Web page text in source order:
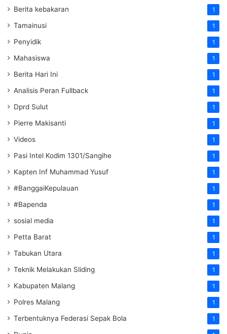
Berita kebakaran 1
Tamainusi 1
Penyidik 1
Mahasiswa 1
Berita Hari Ini 1
Analisis Peran Fullback 1
Dprd Sulut 1
Pierre Makisanti 1
Videos 1
Pasi Intel Kodim 1301/Sangihe 1
Kapten Inf Muhammad Yusuf 1
#BanggaiKepulauan 1
#Bapenda 1
sosial media 1
Petta Barat 1
Tabukan Utara 1
Teknik Melakukan Sliding 1
Kabupaten Malang 1
Polres Malang 1
Terbentuknya Federasi Sepak Bola 1